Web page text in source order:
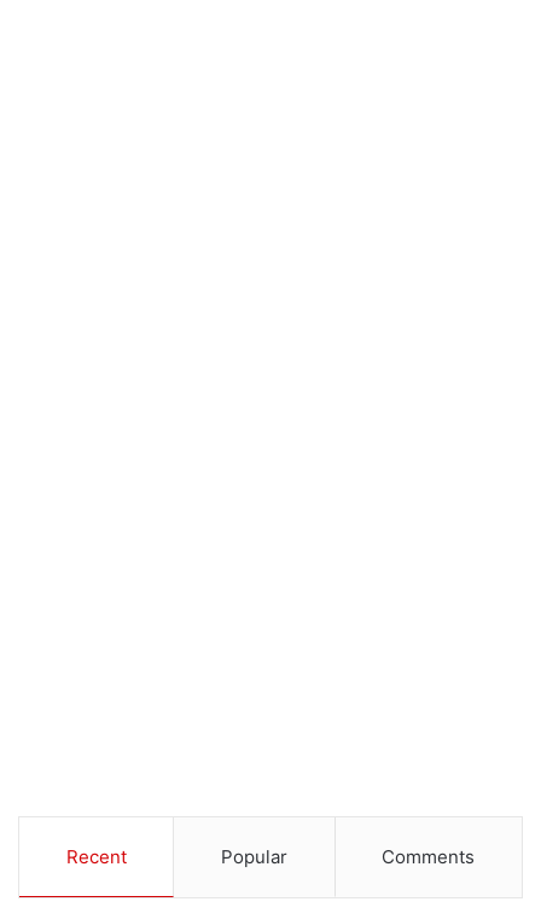
Recent Popular Comments